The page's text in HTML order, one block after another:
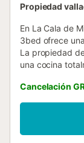
Propiedad
En La Cala de
3bed ofrece
La propiedad
una cocina
adicionales
videollamadas)
hacer
streaming, aire
así como una
Cancelación